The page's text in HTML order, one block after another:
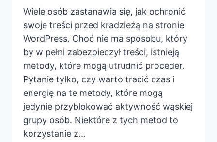
Wiele osób zastanawia się, jak ochronić
swoje treści przed kradzieżą na stronie
WordPress. Choć nie ma sposobu, który
by w pełni zabezpieczył treści, istnieją
metody, które mogą utrudnić proceder.
Pytanie tylko, czy warto tracić czas i
energię na te metody, które mogą
jedynie przyblokować aktywność wąskiej
grupy osób. Niektóre z tych metod to
korzystanie z…